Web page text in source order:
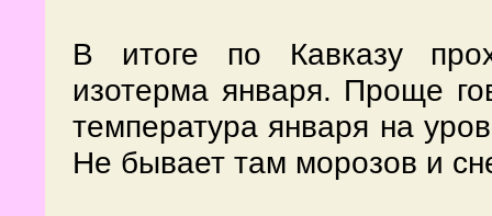
В итоге по Кавказу
изотерма января. Проще
температура января на
Не бывает там морозов и